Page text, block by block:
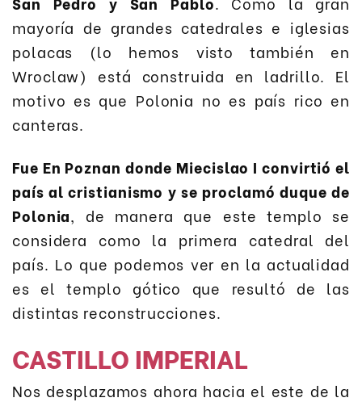
mayoría de grandes catedrales e iglesias
polacas (lo hemos visto también en
Wroclaw) está construida en ladrillo. El
motivo es que Polonia no es país rico en
canteras.
Fue En Poznan donde Miecislao I convirtió el
país al cristianismo y se proclamó duque de
Polonia, de manera que este templo se
considera como la primera catedral del
país. Lo que podemos ver en la actualidad
es el templo gótico que resultó de las
distintas reconstrucciones.
CASTILLO IMPERIAL
Nos desplazamos ahora hacia el este de la